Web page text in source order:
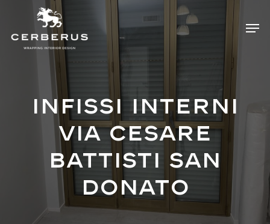
main
Infissi interni
via Cesare
Battisti San
Donato